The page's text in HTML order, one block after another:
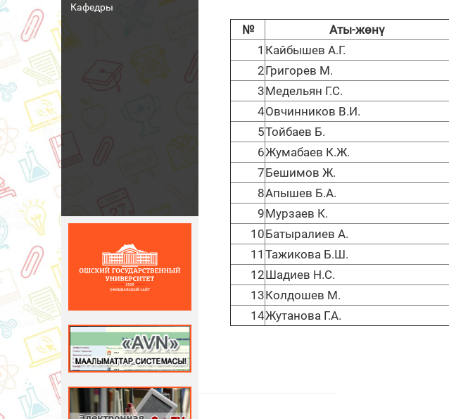
Кафедры
№
Аты-жөнү
1 Кайбышев А.Г.
2Григорев М.
3Медельян Г.С.
4Овчинников В.И.
5Тойбаев Б.
6Жумабаев К.Ж.
7Бешимов Ж.
8Апышев Б.А.
9Мурзаев К.
10Батыралиев А.
11 Тажикова Б.Ш.
12Шадиев Н.С.
13Колдошев М.
14Жутанова Г.А.